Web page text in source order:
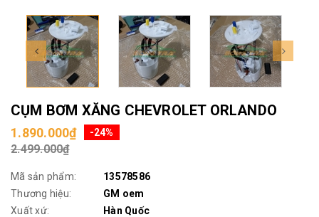
CỤM BƠM XĂNG CHEVROLET ORLANDO
1.890.000₫ -24%
2.499.000₫
Mã sản phẩm:
13578586
Thương hiệu:
GM oem
Xuất xứ:
Hàn Quốc